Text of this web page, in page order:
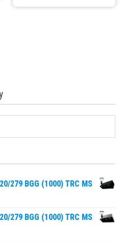
279 BGG (1000) TRC MS
279 BGG (1000) TRC MS